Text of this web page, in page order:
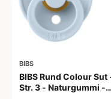
BIBS
BIBS Rund Colour Sut
Str. 3 - Naturgummi -